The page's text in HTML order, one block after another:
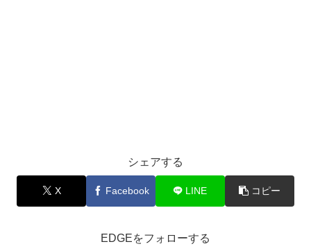
シェアする
X Facebook LINE コピー
EDGEをフォローする